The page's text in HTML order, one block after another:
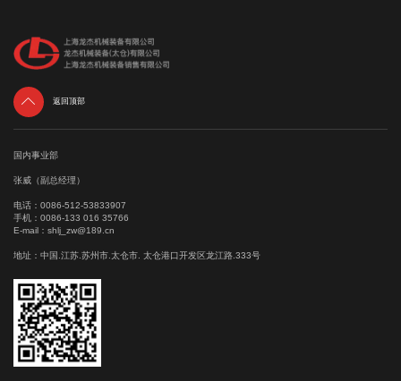
 返回顶部
国内事业部
张威（副总经理）
电话： 0086-512-53833907
手机： 0086-133 016 35766
E-mail： shlj_zw@189.cn
地址：中国.江苏.苏州市.太仓市. 太仓港口开发区龙江路.333号